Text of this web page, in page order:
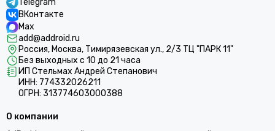
Telegram
ВКонтакте
Max
add@addroid.ru
Россия, Москва, Тимирязевская ул., 2/3 ТЦ "ПАРК 11"
Без выходных с 10 до 21 часа
ИП Стельмах Андрей Степанович
ИНН: 774332026211
ОГРН: 313774603000388
О компании